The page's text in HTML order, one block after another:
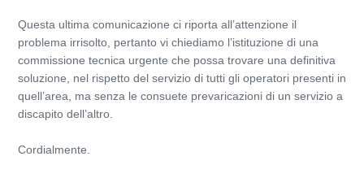
Questa ultima comunicazione ci riporta all’attenzione il
problema irrisolto, pertanto vi chiediamo l’istituzione di una
commissione tecnica urgente che possa trovare una definitiva
soluzione, nel rispetto del servizio di tutti gli operatori presenti in
quell’area, ma senza le consuete prevaricazioni di un servizio a
discapito dell’altro.
Cordialmente.